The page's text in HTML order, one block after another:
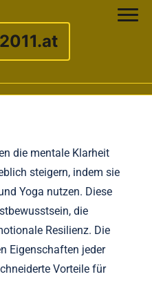
die mentale Klarheit
steigern, indem sie
Yoga nutzen. Diese
die
Resilienz. Die
Eigenschaften jeder
Vorteile für